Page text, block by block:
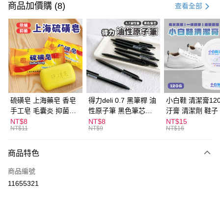
信用卡一次付款
超商取貨付款
LINE Pay
Apple Pay
街口支付
悠遊付
ATM付款
全家取貨付款
每筆NT$60，滿NT$599(含以上)免運費
付款後全家取貨
商品加價購 (8) 查看全部
硫磺皂 上海藥皂 香皂
手工皂 毛囊炎 抑菌除
蟎 清潔護膚 去油去痘
寵物皮膚病 狗狗貓咪
NT$8
NT$11
得力deli 0.7 黑筆桿 油
性原子筆 黑色筆芯
S304
NT$8
NT$9
小白鞋 清潔膏
汙膏 清潔劑 鞋子
漬 白皮鞋 鞋油
NT$15
NT$16
商品特色
商品編號
11655321